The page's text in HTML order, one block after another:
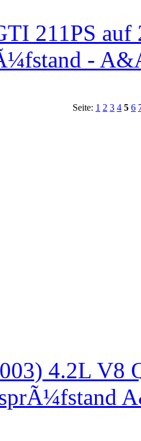
211PS auf
-
Seite: 1 2 3 4 5 6
4.2L V8